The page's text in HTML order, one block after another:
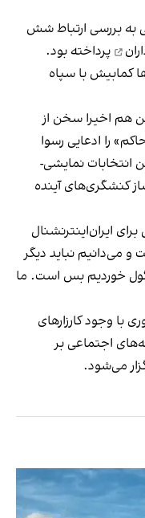
به بررسی ارتباط شش
پرداخته بود.
کمابیش با سپاه
هم اخیرا سخن از
را ادعایی رسوا
انتخابات نمایشی-
کنشگری‌های آینده
ایران‌اینترنشنال
می‌دانیم نباید دیگر
خوردیم بس است. ما
با وجود کارزارهای
اجتماعی بر
می‌شود.